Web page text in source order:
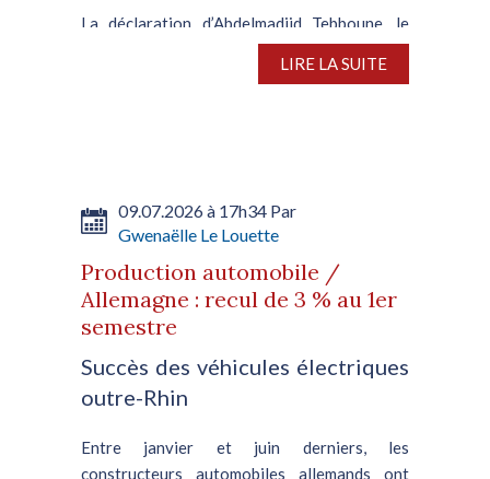
La déclaration d’Abdelmadjid Tebboune, le
président de la République algérienne,
concernant les nouveaux quotas sur les
LIRE LA SUITE
09.07.2026 à 17h34 Par
Gwenaëlle Le Louette
Production automobile /
Allemagne : recul de 3 % au 1er
semestre
Succès des véhicules électriques
outre-Rhin
Entre janvier et juin derniers, les
constructeurs automobiles allemands ont